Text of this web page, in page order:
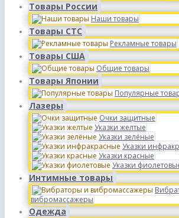
Товары России
Наши товары
Товары СТС
Рекламные товары
Товары США
Общие товары
Товары Японии
Популярные
Лазеры
Очки защитные
Указки желтые
Указки зелёные
Указки
Указки красные
Указки
Интимные товары
вибромассажеры
Одежда